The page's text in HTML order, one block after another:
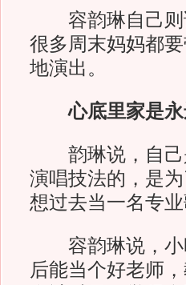
容韵琳自己则
很多周末妈妈都
地演出。
心底里家是
韵琳说，自己
演唱技法的，是
想过去当一名专业
容韵琳说，小
后能当个好老师